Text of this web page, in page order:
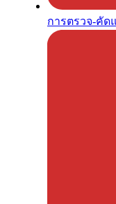
การตรวจ-คัด